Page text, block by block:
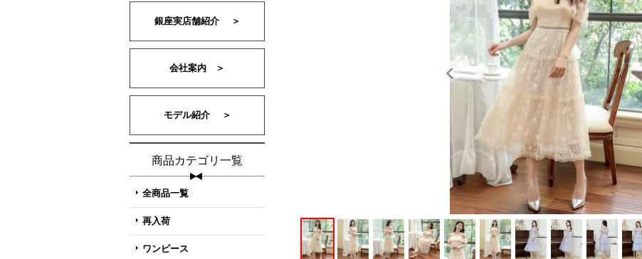
銀座実店舗紹介 ＞
会社案内 ＞
モデル紹介 ＞
商品カテゴリ一覧
全商品一覧
再入荷
ワンピース